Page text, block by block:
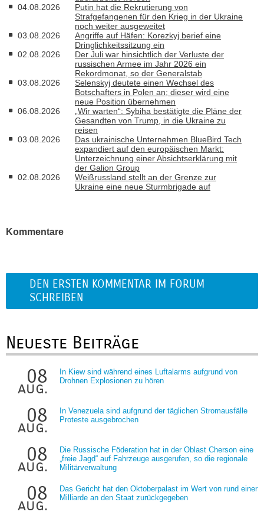
04.08.2026
Putin hat die Rekrutierung von
Strafgefangenen für den Krieg in der Ukraine
noch weiter ausgeweitet
03.08.2026
Angriffe auf Häfen: Korezkyj berief eine
Dringlichkeitssitzung ein
02.08.2026
Der Juli war hinsichtlich der Verluste der
russischen Armee im Jahr 2026 ein
Rekordmonat, so der Generalstab
03.08.2026
Selenskyj deutete einen Wechsel des
Botschafters in Polen an; dieser wird eine
neue Position übernehmen
06.08.2026
„Wir warten“: Sybiha bestätigte die Pläne der
Gesandten von Trump, in die Ukraine zu
reisen
03.08.2026
Das ukrainische Unternehmen BlueBird Tech
expandiert auf den europäischen Markt:
Unterzeichnung einer Absichtserklärung mit
der Galion Group
02.08.2026
Weißrussland stellt an der Grenze zur
Ukraine eine neue Sturmbrigade auf
Kommentare
DEN ERSTEN KOMMENTAR IM FORUM
SCHREIBEN
Neueste Beiträge
08
aug.
In Kiew sind während eines Luftalarms aufgrund von
Drohnen Explosionen zu hören
08
aug.
In Venezuela sind aufgrund der täglichen Stromausfälle
Proteste ausgebrochen
08
aug.
Die Russische Föderation hat in der Oblast Cherson eine
„freie Jagd“ auf Fahrzeuge ausgerufen, so die regionale
Militärverwaltung
08
aug.
Das Gericht hat den Oktoberpalast im Wert von rund einer
Milliarde an den Staat zurückgegeben